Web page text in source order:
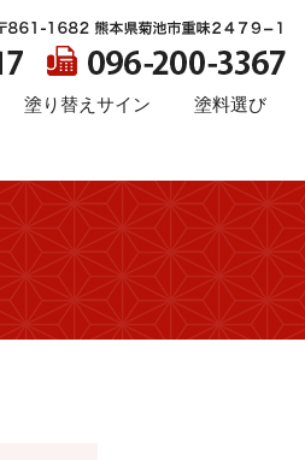
塗り替えサイン 塗料選び